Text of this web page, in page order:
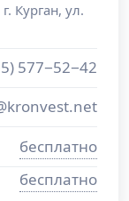
Курган, ул.
577−52−42
бесплатно
бесплатно